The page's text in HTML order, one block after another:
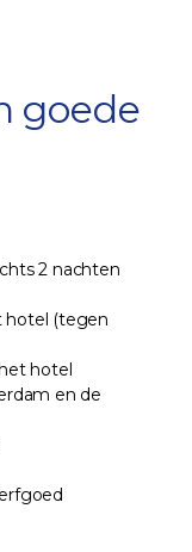
goede
2 nachten
hotel (tegen
hotel
en de